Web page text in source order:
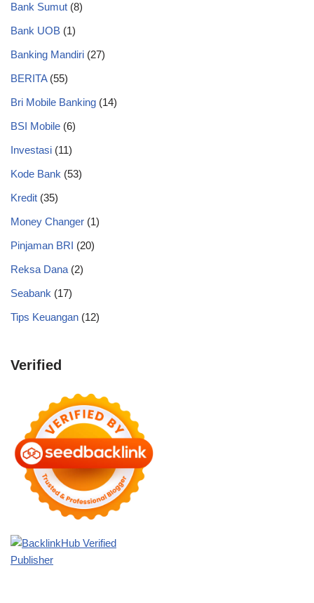
Bank Sumut (8)
Bank UOB (1)
Banking Mandiri (27)
BERITA(55)
Bri Mobile Banking (14)
BSI Mobile (6)
Investasi (11)
Kode Bank (53)
Kredit (35)
Money Changer (1)
Pinjaman BRI (20)
Reksa Dana (2)
Seabank (17)
Tips Keuangan (12)
Verified